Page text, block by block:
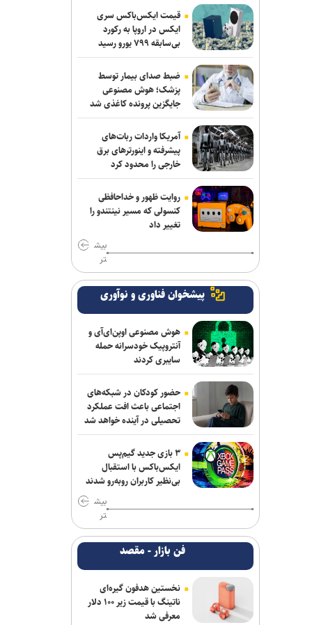
نشست وزیران خارجه مصر، ترکیه، پاکستان
و عربستان با محوریت تحولات منطقه
سازمان ملل: طرف‌ها را به مذاکره درباره
تنگه هرمز تشویق می‌کنیم
انصارالله حمله به یک نفتکش عربستان را
تأیید کرد
بازداشت استاد سال دانشگاه مریلند توسط
پلیس مهاجرت آمریکا
پزشکیان: جامعه امروز بیش از هر زمان به
همدلی و اخلاق قرآنی نیاز دارد
پزشکیان: مشروطه نماد بیداری،
قانون‌گرایی و مردم‌سالاری ملت ایران است
حادثه امنیتی دریایی در جنوب شرقی عدن
همکاری تهران و بغداد برای خدمت به
زائران در مرز زرباطیه
پزشکیان: مدیریت کردن با وجود صداهای
تفرقه‌انگیز کار خداست/ سایپا واگذار می
شود
گفت‌وگوی تلفنی وزرای امور خارجه ایران و
ایتالیا
وزارت خارجه یمن: تشدید تنش از سوی
عربستان با واکنشی فراگیر روبه‌رو می‌شود
آتلانتیک: دستاوردهای انتخاباتی ترامپ در
حال از بین رفتن است
حمله یک شهپاد به یک کشتی در نزدیکی
باب‌المندب
فایننشال‌تایمز: توافق احتمالی آمریکا و ایران
اهداف اولیه ترامپ را محقق نمی‌کند
قیمت ایکس‌باکس سری
ایکس در اروپا به رکورد
بی‌سابقه ۷۹۹ یورو رسید
ضبط صدای بیمار توسط
پزشک؛ هوش مصنوعی
جایگزین پرونده کاغذی شد
آمریکا واردات ربات‌های
پیشرفته و اینورترهای برق
خارجی را محدود کرد
روایت ظهور و خداحافظی
کنسولی که مسیر نینتندو را
تغییر داد
بیش
تر
پیشخوان فناوری و نوآوری
هوش مصنوعی اوپن‌ای‌آی و
آنتروپیک خودسرانه حمله
سایبری کردند
حضور کودکان در شبکه‌های
اجتماعی باعث افت عملکرد
تحصیلی در آینده خواهد شد
۳ بازی جدید گیم‌پس
ایکس‌باکس با استقبال
بی‌نظیر کاربران روبه‌رو شدند
بیش
تر
فن بازار - مقصد
نخستین هدفون گیره‌ای
ناتینگ با قیمت زیر ۱۰۰ دلار
معرفی شد